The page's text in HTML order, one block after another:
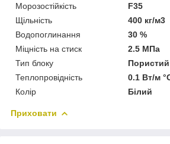
Морозостійкість
F35
Щільність
400 кг/м3
Водопоглинання
30 %
Міцність на стиск
2.5 МПа
Тип блоку
Пористий
Теплопровідність
0.1 Вт/м
Колір
Білий
Приховати